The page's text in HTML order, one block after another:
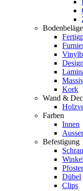
Bodenbeläge
Kork
Wand &
Farben
Innen
Befestigung
Dübel
Clips